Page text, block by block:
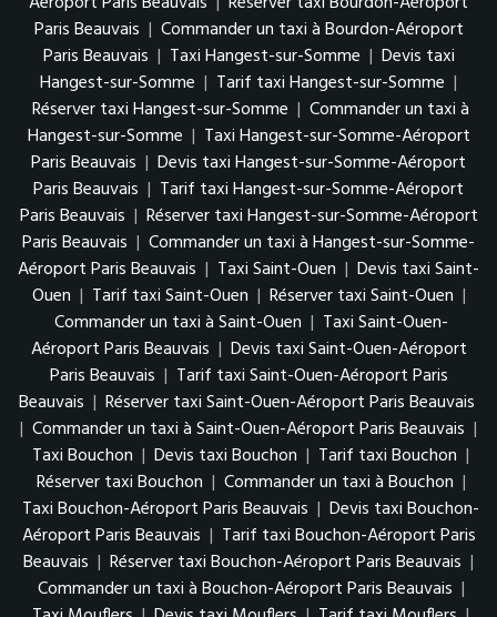
Paris Beauvais | Commander un taxi à Bourdon-Aéroport
Paris Beauvais | Taxi Hangest-sur-Somme | Devis taxi
Hangest-sur-Somme | Tarif taxi Hangest-sur-Somme |
Réserver taxi Hangest-sur-Somme | Commander un taxi à
Hangest-sur-Somme | Taxi Hangest-sur-Somme-Aéroport
Paris Beauvais | Devis taxi Hangest-sur-Somme-Aéroport
Paris Beauvais | Tarif taxi Hangest-sur-Somme-Aéroport
Paris Beauvais | Réserver taxi Hangest-sur-Somme-Aéroport
Paris Beauvais | Commander un taxi à Hangest-sur-Somme-
Aéroport Paris Beauvais | Taxi Saint-Ouen | Devis taxi Saint-
Ouen | Tarif taxi Saint-Ouen | Réserver taxi Saint-Ouen |
Commander un taxi à Saint-Ouen | Taxi Saint-Ouen-
Aéroport Paris Beauvais | Devis taxi Saint-Ouen-Aéroport
Paris Beauvais | Tarif taxi Saint-Ouen-Aéroport Paris
Beauvais | Réserver taxi Saint-Ouen-Aéroport Paris Beauvais
| Commander un taxi à Saint-Ouen-Aéroport Paris Beauvais |
Taxi Bouchon | Devis taxi Bouchon | Tarif taxi Bouchon |
Réserver taxi Bouchon | Commander un taxi à Bouchon |
Taxi Bouchon-Aéroport Paris Beauvais | Devis taxi Bouchon-
Aéroport Paris Beauvais | Tarif taxi Bouchon-Aéroport Paris
Beauvais | Réserver taxi Bouchon-Aéroport Paris Beauvais |
Commander un taxi à Bouchon-Aéroport Paris Beauvais |